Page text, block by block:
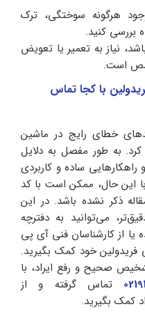
هرگونه سوختگی، ترک
بررسی کنید.
نیاز به تعمیر یا تعویض
است.
با کجا تماس
خطای رایج در ماشین
کرد. به طور مفصل به دلایل
ساده و کاربردی
این حال، ممکن است با کد
ذکر نشده باشد. در این
می‌توانید به دفترچه
یا از کارشناسان فنی آی پی
فریدولین خود کمک بگیرید.
صحیح و رفع ایراد، با
تماس گرفته و از
کمک بگیرید.